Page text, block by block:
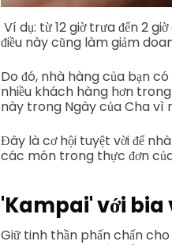
Ví dụ: từ 12 giờ trưa đến 2
điều này cũng làm giảm
Do đó, nhà hàng của bạn
nhiều khách hàng hơn
này trong Ngày của Cha vì
Đây là cơ hội tuyệt vời để
các món trong thực đơn
'Kampai' với bia
Giữ tinh thần phấn chấn